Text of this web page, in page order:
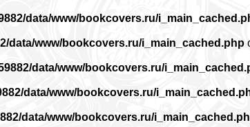
data/www/bookcovers.ru/
data/www/bookcovers.ru/i_main_cached.php
data/www/bookcovers.ru/
data/www/bookcovers.ru/
data/www/bookcovers.ru/